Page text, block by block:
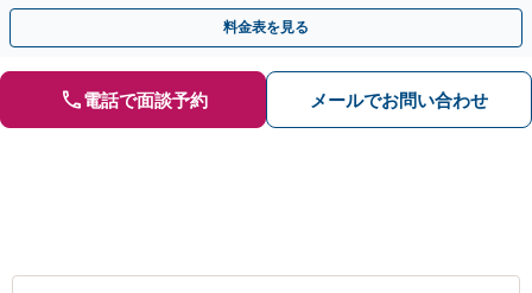
介し、登記や相続税の申告までワンストップで対応
料金表を見る
電話で面談予約 メールでお問い合わせ